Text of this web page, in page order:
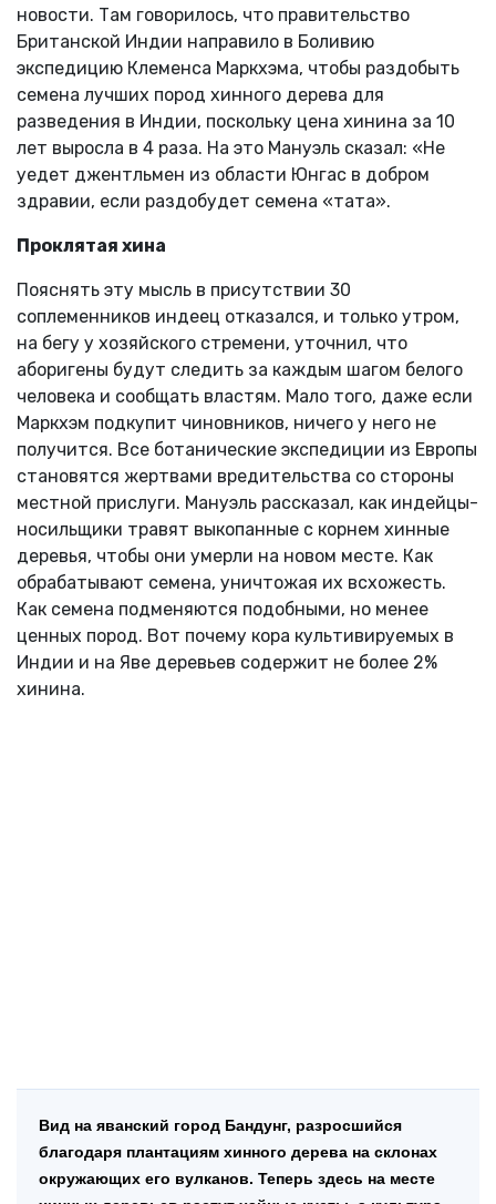
новости. Там говорилось, что правительство
Британской Индии направило в Боливию
экспедицию Клеменса Маркхэма, чтобы раздобыть
семена лучших пород хинного дерева для
разведения в Индии, поскольку цена хинина за 10
лет выросла в 4 раза. На это Мануэль сказал: «Не
уедет джентльмен из области Юнгас в добром
здравии, если раздобудет семена «тата».
Проклятая хина
Пояснять эту мысль в присутствии 30
соплеменников индеец отказался, и только утром,
на бегу у хозяйского стремени, уточнил, что
аборигены будут следить за каждым шагом белого
человека и сообщать властям. Мало того, даже если
Маркхэм подкупит чиновников, ничего у него не
получится. Все ботанические экспедиции из Европы
становятся жертвами вредительства со стороны
местной прислуги. Мануэль рассказал, как индейцы-
носильщики травят выкопанные с корнем хинные
деревья, чтобы они умерли на новом месте. Как
обрабатывают семена, уничтожая их всхожесть.
Как семена подменяются подобными, но менее
ценных пород. Вот почему кора культивируемых в
Индии и на Яве деревьев содержит не более 2%
хинина.
Вид на яванский город Бандунг, разросшийся
благодаря плантациям хинного дерева на склонах
окружающих его вулканов. Теперь здесь на месте